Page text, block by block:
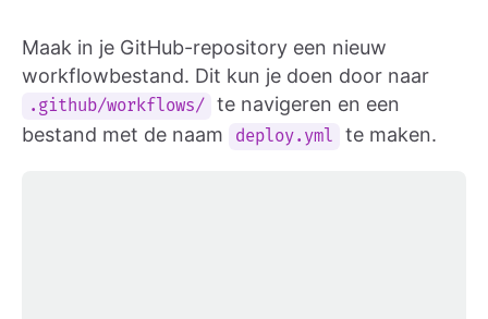
Maak in je GitHub-repository een nieuw
workflowbestand. Dit kun je doen door naar
.github/workflows/
te navigeren en een
bestand met de naam
deploy.yml te maken.